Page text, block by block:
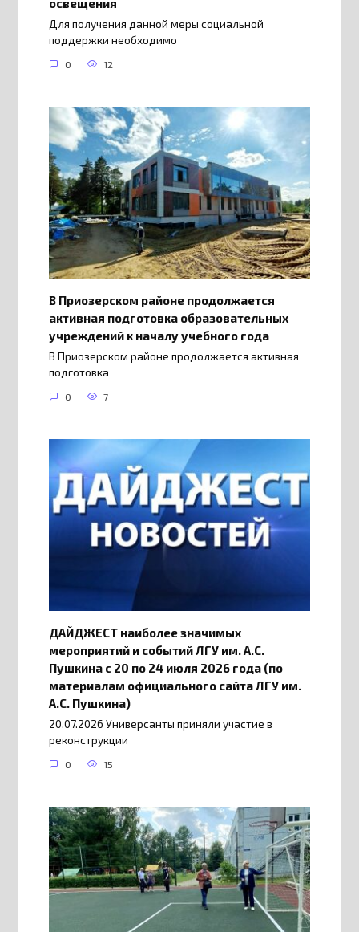
Для получения данной меры социальной
поддержки необходимо
0 12
В Приозерском районе продолжается
активная подготовка образовательных
учреждений к началу учебного года
В Приозерском районе продолжается активная
подготовка
0 7
ДАЙДЖЕСТ наиболее значимых
мероприятий и событий ЛГУ им. А.С.
Пушкина с 20 по 24 июля 2026 года (по
материалам официального сайта ЛГУ им.
А.С. Пушкина)
20.07.2026 Универсанты приняли участие в
реконструкции
0 15